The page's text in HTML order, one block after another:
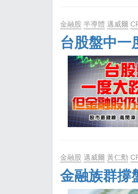
金融股 半導體 邁威爾
台股盤中一
金融股 邁威爾 黃仁勳
金融族群撐